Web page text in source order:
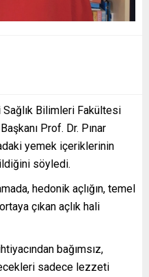
Sağlık Bilimleri Fakültesi
Prof. Dr. Pınar
yemek içeriklerinin
söyledi.
hedonik açlığın, temel
çıkan açlık hali
bağımsız,
sadece lezzeti